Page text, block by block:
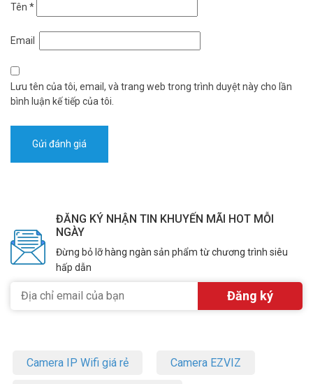
Tên *
Email
Lưu tên của tôi, email, và trang web trong trình duyệt này cho lần
bình luận kế tiếp của tôi.
ĐĂNG KÝ NHẬN TIN KHUYẾN MÃI HOT MỖI
NGÀY
Đừng bỏ lỡ hàng ngàn sản phẩm từ chương trình siêu
hấp dẫn
Camera IP Wifi giá rẻ Camera EZVIZ